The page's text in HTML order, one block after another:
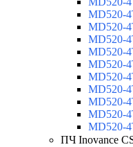
MD520-
MD520-
MD520-
MD520-
MD520-
MD520-
MD520-
MD520-
MD520-
MD520-
ПЧ Inovance